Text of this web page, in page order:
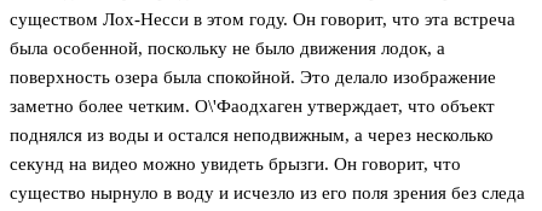
существом Лох-Несси в этом году. Он говорит, что эта встреча
была особенной, поскольку не было движения лодок, а
поверхность озера была спокойной. Это делало изображение
заметно более четким. О\'Фаодхаген утверждает, что объект
поднялся из воды и остался неподвижным, а через несколько
секунд на видео можно увидеть брызги. Он говорит, что
существо нырнуло в воду и исчезло из его поля зрения без следа